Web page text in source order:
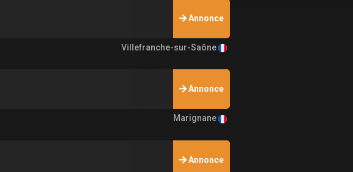
Annonce
Villefranche-sur-Saône
Annonce
Marignane
Annonce